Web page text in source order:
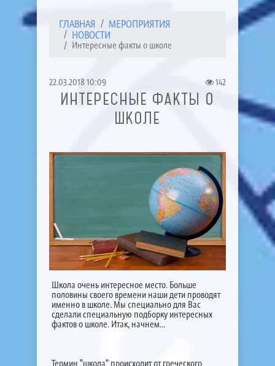
ГЛАВНАЯ
МЕРОПРИЯТИЯ
НОВОСТИ
Интересные факты о школе
22.03.2018 10:09 142
ИНТЕРЕСНЫЕ ФАКТЫ О
ШКОЛЕ
Школа очень интересное место. Больше
половины своего времени наши дети проводят
именно в школе. Мы специально для Вас
сделали специальную подборку интересных
фактов о школе. Итак, начнем...
Термин "школа" происходит от греческого